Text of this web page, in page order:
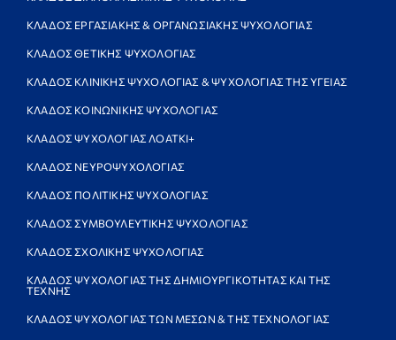
ΚΛΑΔΟΣ ΕΡΓΑΣΙΑΚΗΣ & ΟΡΓΑΝΩΣΙΑΚΗΣ ΨΥΧΟΛΟΓΙΑΣ
ΚΛΑΔΟΣ ΘΕΤΙΚΗΣ ΨΥΧΟΛΟΓΙΑΣ
ΚΛΑΔΟΣ ΚΛΙΝΙΚΗΣ ΨΥΧΟΛΟΓΙΑΣ & ΨΥΧΟΛΟΓΙΑΣ ΤΗΣ ΥΓΕΙΑΣ
ΚΛΑΔΟΣ ΚΟΙΝΩΝΙΚΗΣ ΨΥΧΟΛΟΓΙΑΣ
ΚΛΑΔΟΣ ΨΥΧΟΛΟΓΙΑΣ ΛΟΑΤΚΙ+
ΚΛΑΔΟΣ ΝΕΥΡΟΨΥΧΟΛΟΓΙΑΣ
ΚΛΑΔΟΣ ΠΟΛΙΤΙΚΗΣ ΨΥΧΟΛΟΓΙΑΣ
ΚΛΑΔΟΣ ΣΥΜΒΟΥΛΕΥΤΙΚΗΣ ΨΥΧΟΛΟΓΙΑΣ
ΚΛΑΔΟΣ ΣΧΟΛΙΚΗΣ ΨΥΧΟΛΟΓΙΑΣ
ΚΛΑΔΟΣ ΨΥΧΟΛΟΓΙΑΣ ΤΗΣ ΔΗΜΙΟΥΡΓΙΚΟΤΗΤΑΣ ΚΑΙ ΤΗΣ
ΤΕΧΝΗΣ
ΚΛΑΔΟΣ ΨΥΧΟΛΟΓΙΑΣ ΤΩΝ ΜΕΣΩΝ & ΤΗΣ ΤΕΧΝΟΛΟΓΙΑΣ